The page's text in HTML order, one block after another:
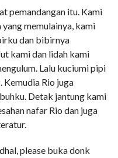
pemandangan itu. Kami
memulainya, kami
dan bibirnya
kami dan lidah kami
Lalu kuciumi pipi
Kemudia Rio juga
Detak jantung kami
nafar Rio dan juga
please buka donk